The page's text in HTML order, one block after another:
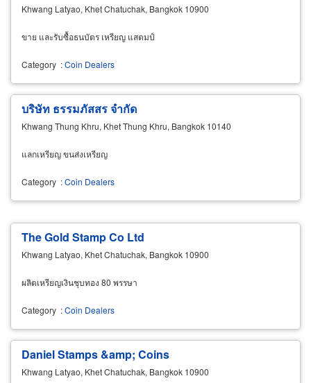
Khwang Latyao, Khet Chatuchak, Bangkok 10900
ขาย และรับซื้อธนบัตร เหรียญ แสตมป์
Category :Coin Dealers
บริษัท ธรรมภัสสร จำกัด
Khwang Thung Khru, Khet Thung Khru, Bangkok 10140
แลกเหรียญ ขนส่งเหรียญ
Category :Coin Dealers
The Gold Stamp Co Ltd
Khwang Latyao, Khet Chatuchak, Bangkok 10900
ผลิตเหรียญเงินชุบทอง 80 พรรษา
Category :Coin Dealers
Daniel Stamps &amp; Coins
Khwang Latyao, Khet Chatuchak, Bangkok 10900